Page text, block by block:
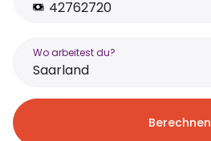
Wo arbeitest du?
Saarland
Berechnen